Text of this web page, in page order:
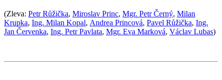
(Zleva: Petr Růžička, Miroslav Princ, Mgr. Petr Černý, Milan
Krupka, Ing. Milan Kopal, Andrea Princová, Pavel Růžička, Ing.
Jan Červenka, Ing. Petr Pavlata, Mgr. Eva Marková, Václav Lubas)